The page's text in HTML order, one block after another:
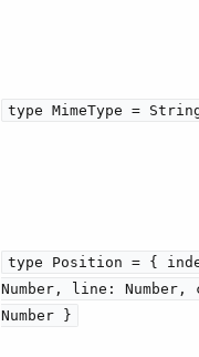
type MimeType =
type Position = {
Number, line: Number,
Number }